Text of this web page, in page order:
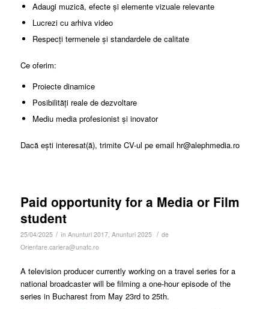
Adaugi muzică, efecte și elemente vizuale relevante
Lucrezi cu arhiva video
Respecți termenele și standardele de calitate
Ce oferim:
Proiecte dinamice
Posibilități reale de dezvoltare
Mediu media profesionist și inovator
Dacă ești interesat(ă), trimite CV-ul pe email hr@alephmedia.ro
Paid opportunity for a Media or Film
student
25/04/2025 / în Anunturi 2017, Anunturi 2025 / de
Orientare.cariera@unatc.ro
A television producer currently working on a travel series for a
national broadcaster will be filming a one-hour episode of the
series in Bucharest from May 23rd to 25th.